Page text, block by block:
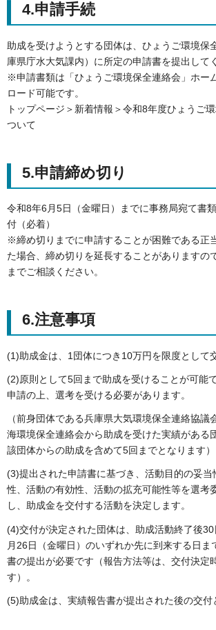
4.申請手続
助成を受けようとする団体は、ひょうご環境保
庫県庁水大気課内）に所定の申請書を提出して
※申請書類は「ひょうご環境保全連絡会」ホー
ロード可能です。
トップページ＞新着情報＞令和8年度ひょうご
ついて
5.申請締め切り
令和8年6月5日（金曜日）までに事務局宛て書
付（必着）
※締め切りまでに申請することが困難である正
た場合、締め切りを延長することがありますの
までご相談ください。
6.注意事項
(1)助成金は、1団体につき10万円を限度として
(2)原則として5回まで助成を受けることが可能
申請の上、選考を受ける必要があります。
（前身団体である兵庫県大気環境保全連絡協議
海環境保全連絡会から助成を受けた実績がある
該団体からの助成を含めて5回までとなります）
(3)提出された申請書に基づき、活動目的の妥
性、活動の有効性、活動の拡充可能性等を選考
し、助成金を交付する活動を決定します。
(4)交付が決定された団体は、助成活動終了後
月26日（金曜日）のいずれか先に到来する日ま
書の提出が必要です（報告方法等は、交付決定
す）。
(5)助成金は、実績報告書が提出された後の交付